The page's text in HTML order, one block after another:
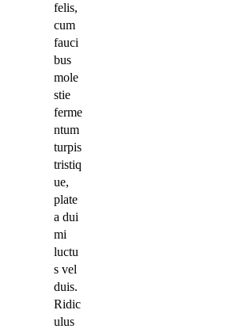
felis,
cum
fauci
bus
mole
stie
ferme
ntum
turpis
tristiq
ue,
plate
a dui
mi
luctu
s vel
duis.
Ridic
ulus